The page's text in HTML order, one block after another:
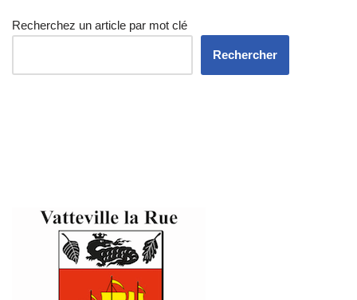
Recherchez un article par mot clé
Rechercher